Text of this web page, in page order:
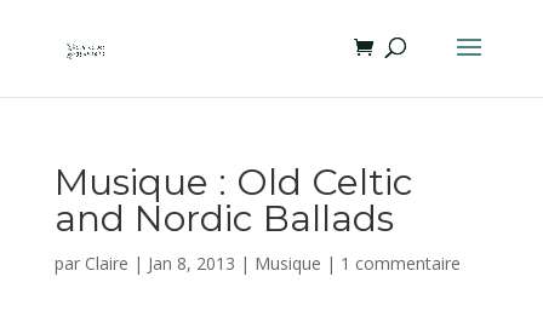
Musique : Old Celtic
and Nordic Ballads
par Claire | Jan 8, 2013 | Musique | 1 commentaire